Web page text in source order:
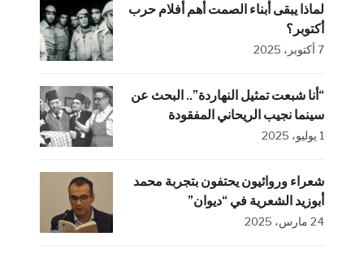
لماذا يبقى أبناء الصمت أهم أفلام حرب
أكتوبر؟
7 أكتوبر، 2025
“أنا شبعت تمثيل النهاردة”.. البحث عن
سينما نجيب الريحاني المفقودة
1 يوليو، 2025
شعراء وروائيون يحتفون بتجربة محمد
أبوزيد الشعرية في “ديوان”
24 مارس، 2025